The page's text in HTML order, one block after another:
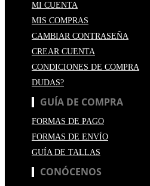
MI CUENTA
MIS COMPRAS
CAMBIAR CONTRASEÑA
CREAR CUENTA
CONDICIONES DE COMPRA
DUDAS?
GUÍA DE COMPRA
FORMAS DE PAGO
FORMAS DE ENVÍO
GUÍA DE TALLAS
CONÓCENOS